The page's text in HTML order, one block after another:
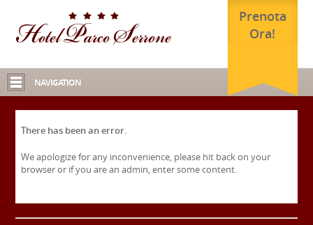
Prenota
Ora!
NAVIGATION
There has been an error.
We apologize for any inconvenience, please hit back on your
browser or if you are an admin, enter some content.